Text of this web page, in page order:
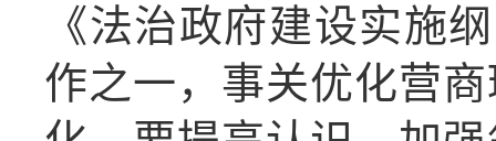
《法治政府建设实施
作之一，事关优化营